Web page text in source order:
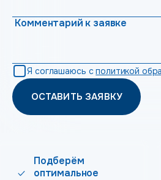
Комментарий к заявке
Я соглашаюсь с политикой
ОСТАВИТЬ ЗАЯВКУ
Подберём
оптимальное